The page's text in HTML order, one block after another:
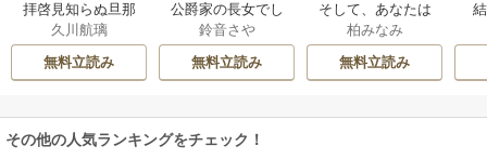
拝啓見知らぬ旦那
様、離婚していた
だきます
久川航璃
無料立読み
公爵家の長女でし
た
鈴音さや
無料立読み
そして、あなたは
私を捨てる
柏みなみ
無料立読み
その他の人気ランキングをチェック！